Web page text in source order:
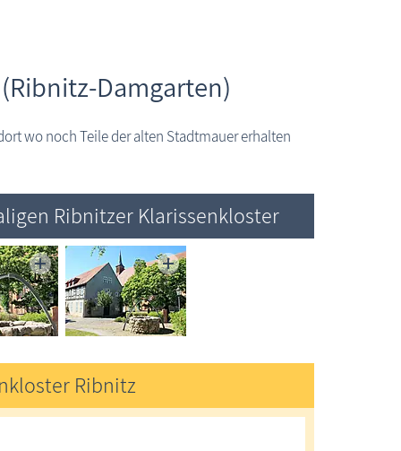
Damgarten: Feldsteinbrunnen im ehemaligen Kloster
Damgarten)
wo noch Teile der alten Stadtmauer erhalten
Ribnitzer Klarissenkloster
Ribnitz